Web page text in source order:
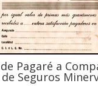
Pagaré a
Seguros